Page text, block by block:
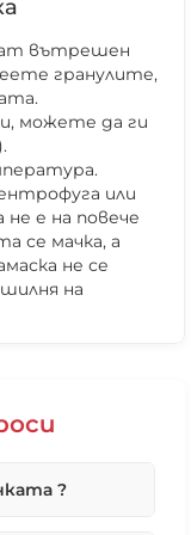
вътрешен
гранулите,
можете да ги
или
е на повече
се мачка, а
не се
на
?